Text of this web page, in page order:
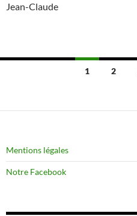
Jean-Claude
articles
1 2
Mentions légales
Notre Facebook